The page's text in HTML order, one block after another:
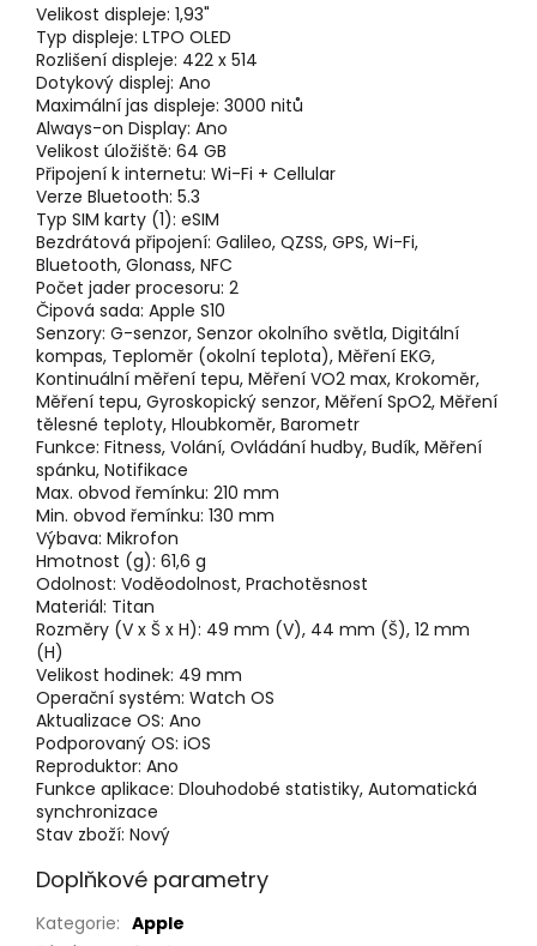
Velikost displeje: 1,93"
Typ displeje: LTPO OLED
Rozlišení displeje: 422 x 514
Dotykový displej: Ano
Maximální jas displeje: 3000 nitů
Always-on Display: Ano
Velikost úložiště: 64 GB
Připojení k internetu: Wi-Fi + Cellular
Verze Bluetooth: 5.3
Typ SIM karty (1): eSIM
Bezdrátová připojení: Galileo, QZSS, GPS, Wi-Fi,
Bluetooth, Glonass, NFC
Počet jader procesoru: 2
Čipová sada: Apple S10
Senzory: G-senzor, Senzor okolního světla, Digitální
kompas, Teploměr (okolní teplota), Měření EKG,
Kontinuální měření tepu, Měření VO2 max, Krokoměr,
Měření tepu, Gyroskopický senzor, Měření SpO2, Měření
tělesné teploty, Hloubkoměr, Barometr
Funkce: Fitness, Volání, Ovládání hudby, Budík, Měření
spánku, Notifikace
Max. obvod řemínku: 210 mm
Min. obvod řemínku: 130 mm
Výbava: Mikrofon
Hmotnost (g): 61,6 g
Odolnost: Voděodolnost, Prachotěsnost
Materiál: Titan
Rozměry (V x Š x H): 49 mm (V), 44 mm (Š), 12 mm
(H)
Velikost hodinek: 49 mm
Operační systém: Watch OS
Aktualizace OS: Ano
Podporovaný OS: iOS
Reproduktor: Ano
Funkce aplikace: Dlouhodobé statistiky, Automatická
synchronizace
Stav zboží: Nový
Doplňkové parametry
Kategorie: Apple